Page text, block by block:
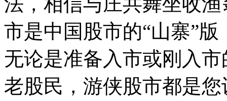
市是中国股市的“山寨”
无论是准备入市或刚入市
老股民，游侠股市都是